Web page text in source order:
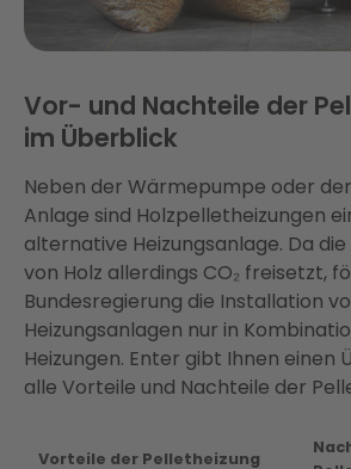
Vor- und Nachteile der
im Überblick
Neben der Wärmepumpe oder
Anlage sind Holzpelletheizungen
alternative Heizungsanlage. Da
von Holz allerdings CO₂ freisetzt,
Bundesregierung die Installation
Heizungsanlagen nur in
Heizungen. Enter gibt Ihnen einen
alle Vorteile und Nachteile der
Vorteile der Pelletheizung